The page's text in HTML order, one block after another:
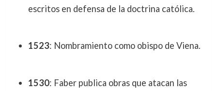
escritos en defensa de la doctrina católica.
1523: Nombramiento como obispo de Viena.
1530: Faber publica obras que atacan las